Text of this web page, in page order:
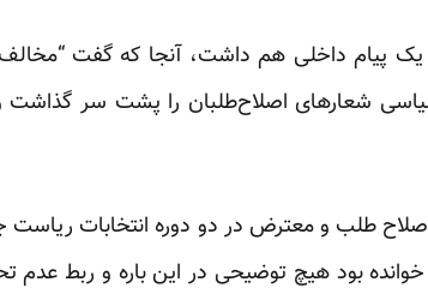
داخلی هم داشت، آنجا که گفت “مخالف
شعارهای اصلاح‌طلبان را پشت سر گذاشت
خوانده بود هیچ توضیحی در این باره و ربط